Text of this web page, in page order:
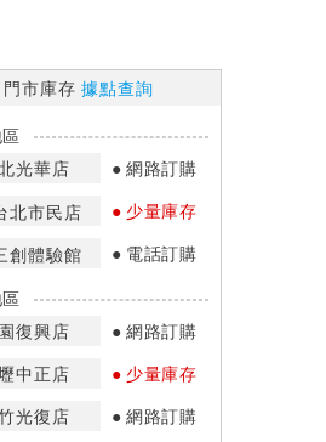
門市庫存據點查詢
光華店
網路訂購
北市民店
少量庫存
創體驗館
電話訂購
復興店
網路訂購
中正店
少量庫存
光復店
網路訂購